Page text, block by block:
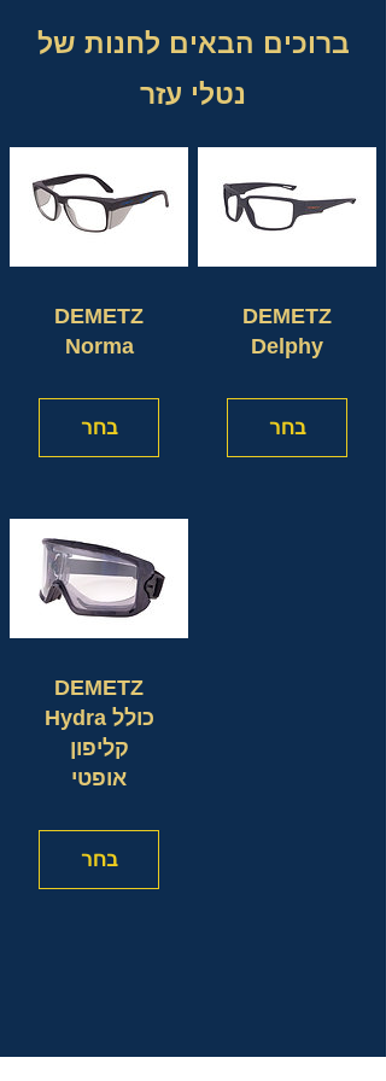
ברוכים הבאים לחנות של
נטלי עזר
DEMETZ
Norma
בחר
DEMETZ
Delphy
בחר
DEMETZ
Hydra כולל
קליפון
אופטי
בחר